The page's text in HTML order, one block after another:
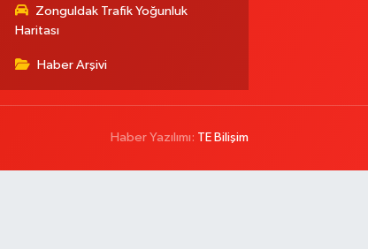
Zonguldak Trafik Yoğunluk
Haritası
Haber Arşivi
Haber Yazılımı: TE Bilişim